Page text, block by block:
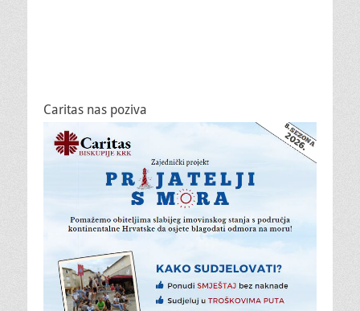
Caritas nas poziva